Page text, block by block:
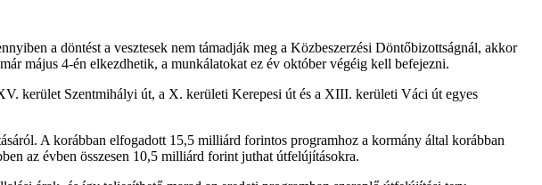
a döntést a vesztesek nem támadják meg a Közbeszerzési Döntőbizottságnál, akkor
május 4-én elkezdhetik, a munkálatokat ez év október végéig kell befejezni.
kerület Szentmihályi út, a X. kerületi Kerepesi út és a XIII. kerületi Váci út egyes
A korábban elfogadott 15,5 milliárd forintos programhoz a kormány által korábban
az évben összesen 10,5 milliárd forint juthat útfelújításokra.